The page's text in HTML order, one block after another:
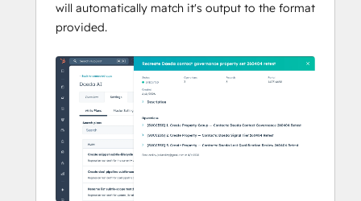
will automatically match it's output to the format
provided.